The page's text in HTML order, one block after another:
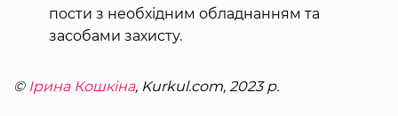
пости з необхідним обладнанням та
засобами захисту.
© Ірина Кошкіна, Kurkul.com, 2023 р.